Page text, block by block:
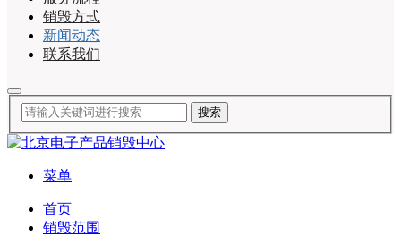
销毁方式
新闻动态
联系我们
菜单
首页
销毁范围